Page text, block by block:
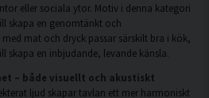
eller sociala ytor. Motiv i denna kategori
skapa en genomtänkt och
mat och dryck passar särskilt bra i kök,
skapa en inbjudande, levande känsla.
– både visuellt och akustiskt
ljud skapar tavlan ett mer harmoniskt